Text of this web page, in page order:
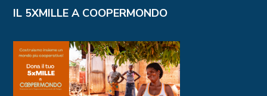
IL 5XMILLE A COOPERMONDO